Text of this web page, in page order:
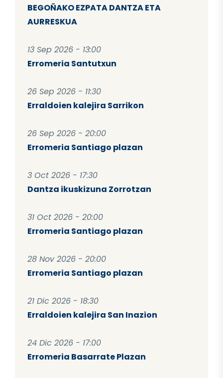
BEGOÑAKO EZPATA DANTZA ETA
AURRESKUA
13 Sep 2026 - 13:00
Erromeria Santutxun
26 Sep 2026 - 11:30
Erraldoien kalejira Sarrikon
26 Sep 2026 - 20:00
Erromeria Santiago plazan
3 Oct 2026 - 17:30
Dantza ikuskizuna Zorrotzan
31 Oct 2026 - 20:00
Erromeria Santiago plazan
28 Nov 2026 - 20:00
Erromeria Santiago plazan
21 Dic 2026 - 18:30
Erraldoien kalejira San Inazion
24 Dic 2026 - 17:00
Erromeria Basarrate Plazan